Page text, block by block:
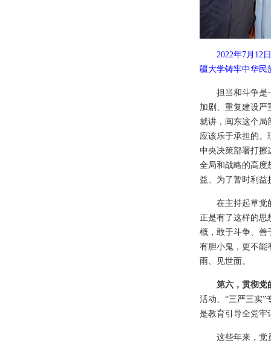
2022年7月12
疆大学铸牢中华民
担当和斗争是
加剧、重复建设严
就讲，闽东这个局
应该乐于承担的。
中央决策部署打擦
全局和战略的高度
益、为了暂时利益
在主持起草党
正是有了这样的思
概，敢于斗争、善
有胆小鬼，更不能
雨、见世面。
第六，贯彻党
活动、“三严三实”
是教育引导全党牢
这些年来，党